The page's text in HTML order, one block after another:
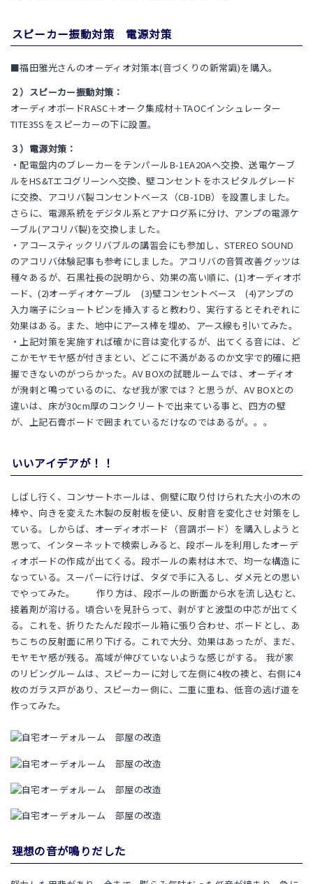
スピーカー振動対策 電源対策
■福田雅光さんのオーディオ対策本(音づくりの新常識)を購入。
２）スピーカー振動対策：
オーディオボードRASC＋オーク集成材＋TAOCインシュレーター
TITE35Sをスピーカーの下に設置。
３）電源対策：
・配電盤内のブレーカーをテンパールB-1EA20Aへ交換、送電ケーブ
ルをHS&Tエコグリーンへ交換、壁コンセントをホスピタルグレード
に交換、アコリバ製コンセントベース（CB-1DB）を設置しました。
さらに、電源系統をデジタル系とアナログ系に分け、アンプの電源ケ
ーブル(アコリバ製)を交換しました。
・アコースティックリバブルの講習会にも参加し、STEREO SOUND
のアコリバ体験記事も参考にしました。アコリバの音質改善グッツは
種々あるが、石黒社長の説明から、効果の高い順に、(1)オーディオボ
ード、(2)オーディオケーブル (3)壁コンセントベース (4)アンプの
入力端子にショートピンを挿入すると教わり、実行するとそれぞれに
効果はある。また、地中にアース棒を埋め、アース線も引いてみた。
・上記対策を実施すれば確かに音は変化するが、出てくる音には、ど
こかモヤモヤ感が付きまとい、どこに不満があるのか文字で的確に把
握できないのがつらかった。AV BOXの試聴ルームでは、オーディオ
が溌剌と鳴っているのに、なぜ我が家では？と思うが、AV BOXとの
違いは、床が30cm厚のコンクリートで出来ている事と、四方の壁
が、上記石膏ボードで囲まれているだけなのではあるが。。。
いいアイデアが！！
しばし行く、コンサートホールは、側壁に取り付けられた大小の木の
棒や、向きを変えた木製の反射板を使い、反射音を変化させ対策をし
ている。しからば、オーディオボード（音調ボード）を購入しようと
思って、インターネットで検索しみると、段ボールを利用したオーデ
ィオボードの作成が出てくる。段ボールの素材は木で、均一な構造に
なっている。スーパーに行けば、タダで手に入るし、ダメ元との思い
でやってみた。 作り方は、段ボールの断面から水を流し込むと、
接着剤が溶ける。頃合いを見計らって、剥がすと波型の中芯が出てく
る。これを、折りたたんだ段ボール箱に張り合わせ、ボードとし、あ
ちこちの反射面に吊り下げる。これで大分、効果はあったが、まだ、
モヤモヤ感が残る。高域が伸びていないような感じがする。 我が家
のリビングルームは、スピーカーに対して左側に4枚の襖と、右側に4
枚のガラス戸があり、スピーカー側に、二重に重ね、低音の逃げ道を
作ってみた。
理想の音が鳴りだした